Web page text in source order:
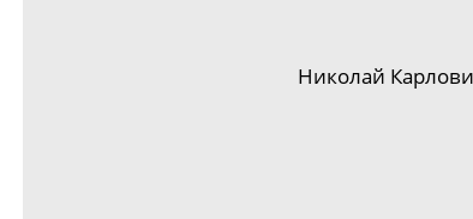
Николай